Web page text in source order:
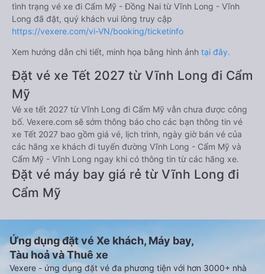
tình trạng vé xe đi Cẩm Mỹ - Đồng Nai từ Vĩnh Long - Vĩnh
Long đã đặt, quý khách vui lòng truy cập
https://vexere.com/vi-VN/booking/ticketinfo
Xem hướng dẫn chi tiết, minh họa bằng hình ảnh tại đây.
Đặt vé xe Tết 2027 từ Vĩnh Long đi Cẩm
Mỹ
Vé xe tết 2027 từ Vĩnh Long đi Cẩm Mỹ vẫn chưa được công
bố. Vexere.com sẽ sớm thông báo cho các bạn thông tin vé
xe Tết 2027 bao gồm giá vé, lịch trình, ngày giờ bán vé của
các hãng xe khách đi tuyến đường Vĩnh Long - Cẩm Mỹ và
Cẩm Mỹ - Vĩnh Long ngay khi có thông tin từ các hãng xe.
Đặt vé máy bay giá rẻ từ Vĩnh Long đi
Cẩm Mỹ
Ứng dụng đặt vé Xe khách, Máy bay,
Tàu hoả và Thuê xe
Vexere - ứng dụng đặt vé đa phương tiện với hơn 3000+ nhà